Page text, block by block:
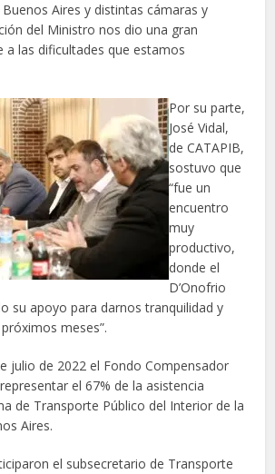
Aires y distintas cámaras y
del Ministro nos dio una gran
a las dificultades que estamos
Por su parte,
José Vidal,
de CATAPIB,
sostuvo que
“fue un
encuentro
muy
productivo,
donde el
D’Onofrio
su apoyo para darnos tranquilidad y
meses”.
julio de 2022 el Fondo Compensador
el 67% de la asistencia
de Transporte Público del Interior de la
Aires.
el subsecretario de Transporte